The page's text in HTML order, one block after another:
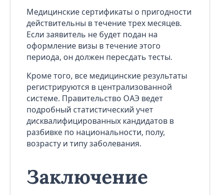
Медицинские сертификаты о пригодности
действительны в течение трех месяцев.
Если заявитель не будет подан на
оформление визы в течение этого
периода, он должен пересдать тесты.
Кроме того, все медицинские результаты
регистрируются в централизованной
системе. Правительство ОАЭ ведет
подробный статистический учет
дисквалифицированных кандидатов в
разбивке по национальности, полу,
возрасту и типу заболевания.
Заключение